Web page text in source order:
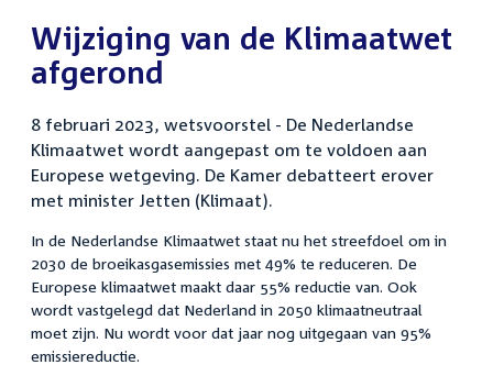
Wijziging van de Klimaatwet
afgerond
8 februari 2023, wetsvoorstel - De Nederlandse
Klimaatwet wordt aangepast om te voldoen aan
Europese wetgeving. De Kamer debatteert erover
met minister Jetten (Klimaat).
In de Nederlandse Klimaatwet staat nu het streefdoel om in
2030 de broeikasgasemissies met 49% te reduceren. De
Europese klimaatwet maakt daar 55% reductie van. Ook
wordt vastgelegd dat Nederland in 2050 klimaatneutraal
moet zijn. Nu wordt voor dat jaar nog uitgegaan van 95%
emissiereductie.